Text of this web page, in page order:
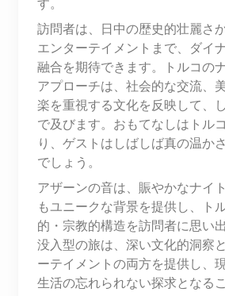
す。
訪問者は、日中の歴史的壮麗さ
エンターテイメントまで、ダイ
融合を期待できます。トルコの
アプローチは、社会的な交流、
楽を重視する文化を反映して、
で及びます。おもてなしはトル
り、ゲストはしばしば真の温か
でしょう。
アザーンの音は、賑やかなナイ
もユニークな背景を提供し、ト
的・宗教的構造を訪問者に思い
没入型の旅は、深い文化的洞察
ーテイメントの両方を提供し、
生活の忘れられない探求となる